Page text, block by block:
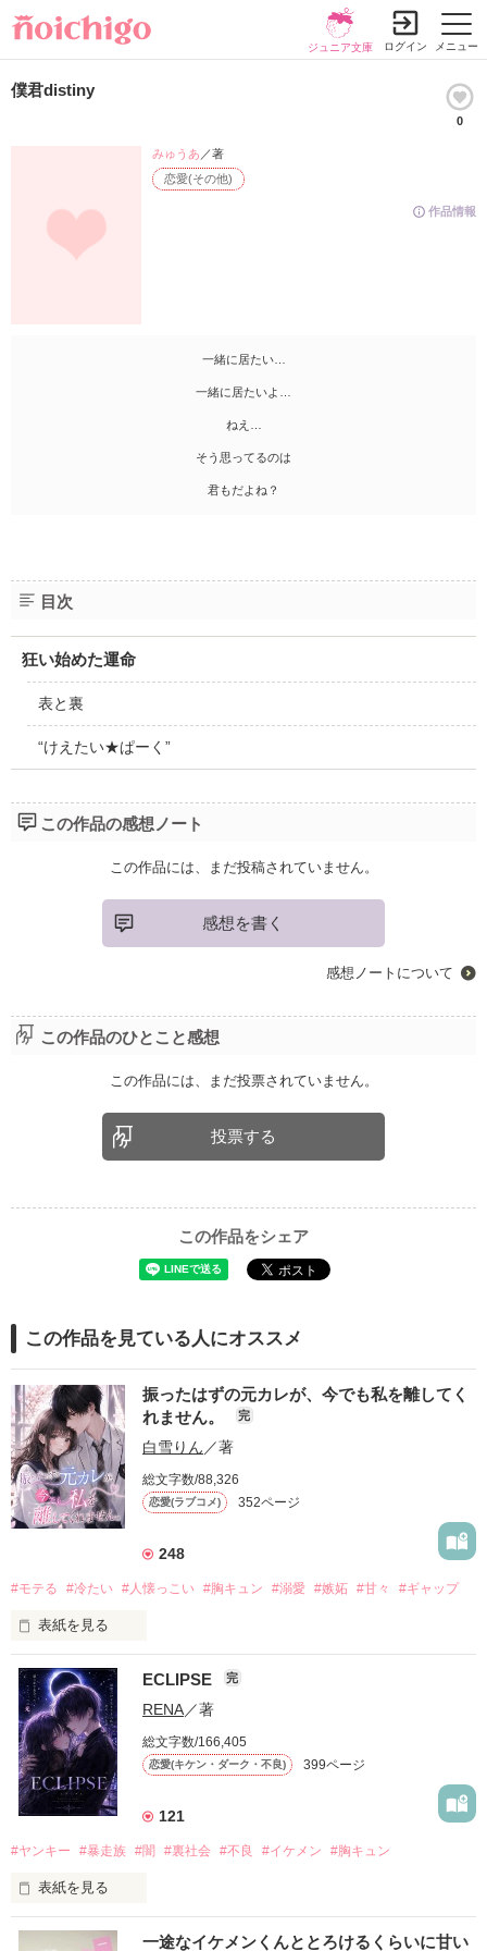
メニュー
ジュニア文庫 ログイン
僕君distiny
0
作品情報
恋愛(その他)
みゅうあ ／著
一緒に居たい…
一緒に居たいよ…
ねえ…
そう思ってるのは
君もだよね？
目次
狂い始めた運命
表と裏
“けえたい★ぱーく”
この作品の感想ノート
この作品には、まだ投稿されていません。
感想を書く
感想ノートについて
この作品のひとこと感想
この作品には、まだ投票されていません。
投票する
この作品をシェア
この作品を見ている人にオススメ
振ったはずの元カレが、今でも私を離してく
れません。
完
白雪りん ／著
総文字数/88,326
恋愛(ラブコメ) 352ページ
248
#モテる #冷たい #人懐っこい #胸キュン #溺愛 #嫉妬 #甘々 #ギャップ
表紙を見る
「好きだったから、別れを選んだ。」
モテる人を好きになるのが怖かった。
だから私は、中学時代に大好きだった彼を自分から振った。
もう会うことはないと思っていたのに、
高校生になって再会した彼は、隣の学校で”王子様”と呼ばれる
他の女の子には冷たいのに
私にだけ昔と変わらない笑顔を向けてくる。
ECLIPSE 完
RENA／著
総文字数/166,405
恋愛(キケン・ダーク・不良) 399ページ
121
#ヤンキー #暴走族 #闇 #裏社会 #不良 #イケメン #胸キュン
表紙を見る
表紙画像はAIです
一途なイケメンくんととろけるくらいに甘い